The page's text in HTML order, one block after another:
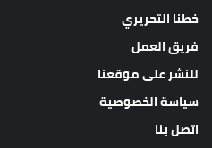
خطنا التحريري
فريق العمل
للنشر على موقعنا
سياسة الخصوصية
اتصل بنا